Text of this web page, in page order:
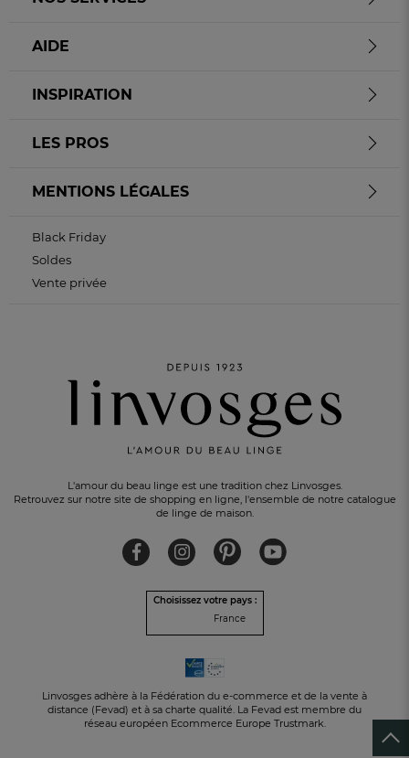
L'amour du beau linge est une tradition chez Linvosges.
Retrouvez sur notre site de shopping en ligne, l'ensemble de notre catalogue
de linge de maison.
Choisissez votre pays :
France
Linvosges adhère à la Fédération du e-commerce et de la vente à
distance (Fevad) et à sa charte qualité. La Fevad est membre du
réseau européen Ecommerce Europe Trustmark.
AIDE
INSPIRATION
LES PROS
MENTIONS LÉGALES
Black Friday
Soldes
Vente privée